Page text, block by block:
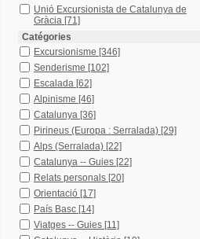
Unió Excursionista de Catalunya de
Gràcia [71]
Catégories
Excursionisme [346]
Senderisme [102]
Escalada [62]
Alpinisme [46]
Catalunya [36]
Pirineus (Europa : Serralada) [29]
Alps (Serralada) [22]
Catalunya -- Guies [22]
Relats personals [20]
Orientació [17]
País Basc [14]
Viatges -- Guies [11]